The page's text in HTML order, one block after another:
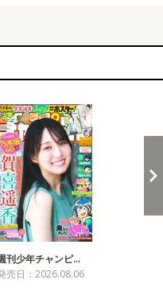
刊少年チャンピ…
売日：2026.08.06